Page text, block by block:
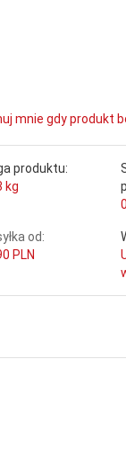
mnie gdy produkt
produktu:
kg
0
od:
PLN